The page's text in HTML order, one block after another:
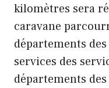
kilomètres sera
caravane
départements
services des
départements